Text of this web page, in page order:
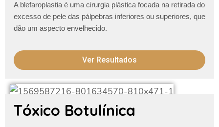
A blefaroplastia é uma cirurgia plástica focada na retirada do
excesso de pele das pálpebras inferiores ou superiores, que
dão um aspecto envelhecido.
Ver Resultados
Tóxico Botulínica